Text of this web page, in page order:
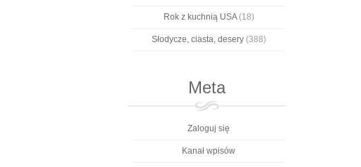
Rok z kuchnią USA(18)
Słodycze, ciasta, desery(388)
Meta
Zaloguj się
Kanał wpisów